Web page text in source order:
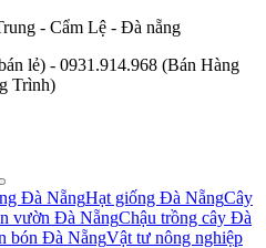
- Cẩm Lệ - Đà nẵng
lẻ) - 0931.914.968 (Bán Hàng
Trình)
Đà NẵngHạt giống Đà NẵngCây
vườn Đà NẵngChậu trồng cây Đà
bón Đà NẵngVật tư nông nghiệp